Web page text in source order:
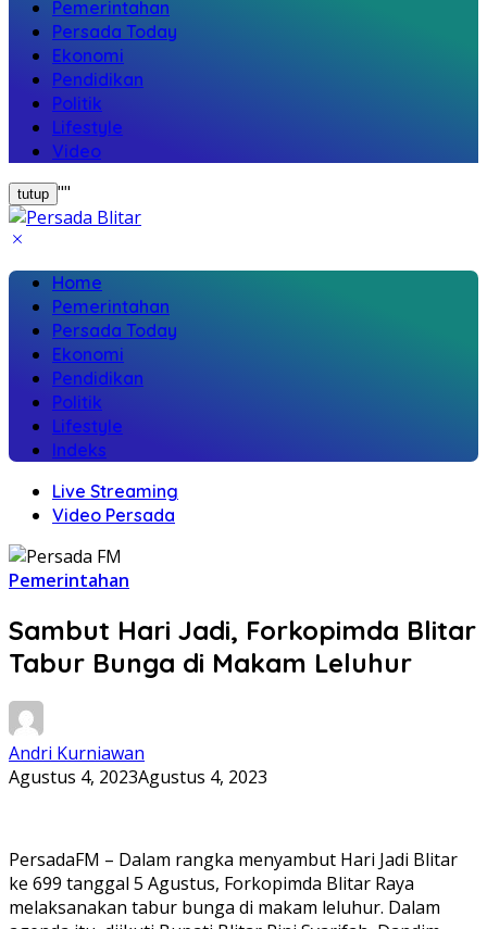
Pemerintahan
Persada Today
Ekonomi
Pendidikan
Politik
Lifestyle
Video
tutup ""
Home
Pemerintahan
Persada Today
Ekonomi
Pendidikan
Politik
Lifestyle
Indeks
Live Streaming
Video Persada
Pemerintahan
Sambut Hari Jadi, Forkopimda Blitar
Tabur Bunga di Makam Leluhur
Andri Kurniawan
Agustus 4, 2023Agustus 4, 2023
PersadaFM – Dalam rangka menyambut Hari Jadi Blitar
ke 699 tanggal 5 Agustus, Forkopimda Blitar Raya
melaksanakan tabur bunga di makam leluhur. Dalam